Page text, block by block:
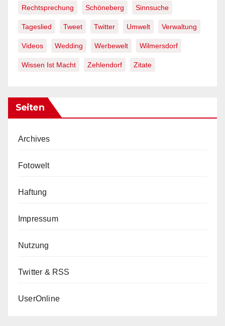
Rechtsprechung Schöneberg Sinnsuche
Tageslied Tweet Twitter Umwelt Verwaltung
Videos Wedding Werbewelt Wilmersdorf
Wissen Ist Macht Zehlendorf Zitate
Seiten
Archives
Fotowelt
Haftung
Impressum
Nutzung
Twitter & RSS
UserOnline